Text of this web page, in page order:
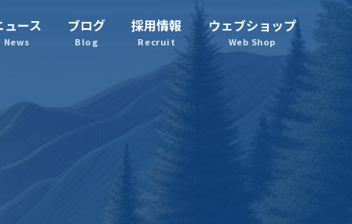
ュース
News
ブログ
Blog
採用情報
Recruit
ウェブショップ
Web Shop